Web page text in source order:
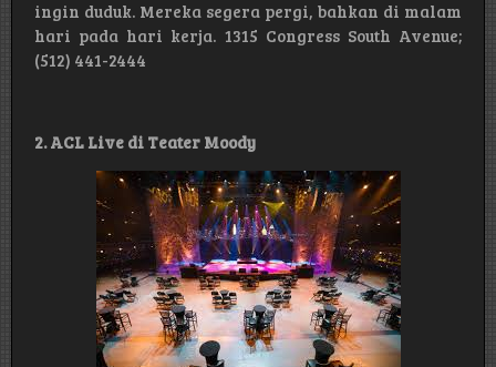
ingin duduk. Mereka segera pergi, bahkan di malam
hari pada hari kerja. 1315 Congress South Avenue;
(512) 441-2444
2. ACL Live di Teater Moody